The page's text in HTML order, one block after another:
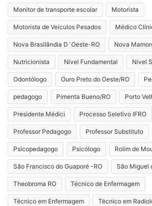
Monitor de transporte escolar Motorista
Motorista de Veículos Pesados Médico
Nova Brasilândia D´Oeste-RO Nova
Nutricionista Nível Fundamental Nível
Odontólogo Ouro Preto do Oeste/RO
pedagogo Pimenta Bueno/RO Porto
Presidente Médici Processo Seletivo IFRO
Professor Pedagogo Professor Substituto
Psicopedagogo Psicólogo Rolim de
São Francisco do Guaporé -RO São Miguel
Theobroma RO Técnico de Enfermagem
Técnico em Enfermagem Técnico em